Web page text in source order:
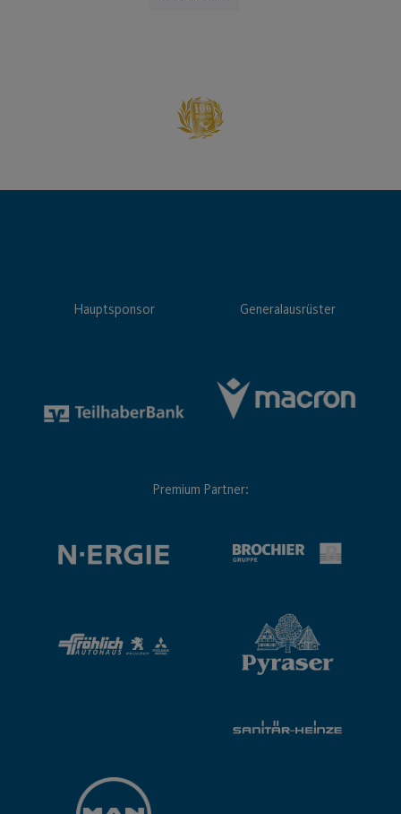
Hauptsponsor Generalausrüster
Premium Partner: